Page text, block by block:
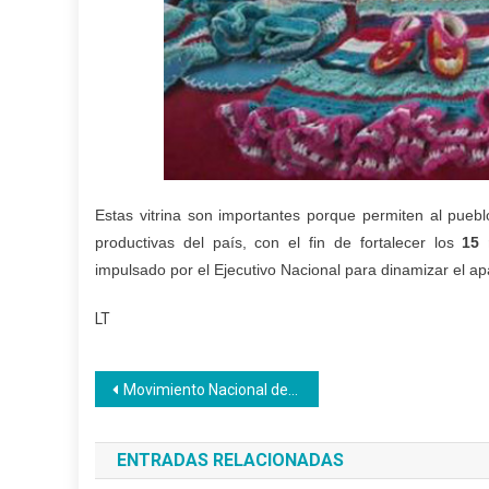
Estas vitrina son importantes porque permiten al
productivas del país, con el fin de fortalecer los 15
impulsado por el Ejecutivo Nacional para dinamizar el
LT
Navegación
de
entradas
Movimiento Nacional de aprendices se fortalece en Revolución
ENTRADAS RELACIONADAS